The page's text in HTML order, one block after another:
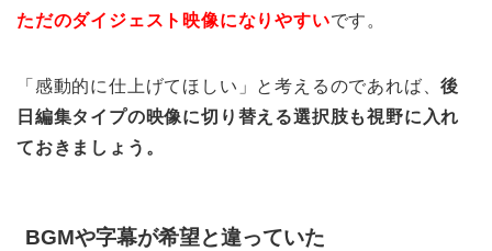
ただのダイジェスト映像になりやすいです。
「感動的に仕上げてほしい」と考えるのであれば、後
日編集タイプの映像に切り替える選択肢も視野に入れ
ておきましょう。
BGMや字幕が希望と違っていた